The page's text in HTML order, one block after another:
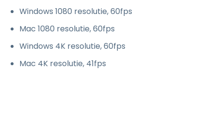
Windows 1080 resolutie, 60fps
Mac 1080 resolutie, 60fps
Windows 4K resolutie, 60fps
Mac 4K resolutie, 41fps